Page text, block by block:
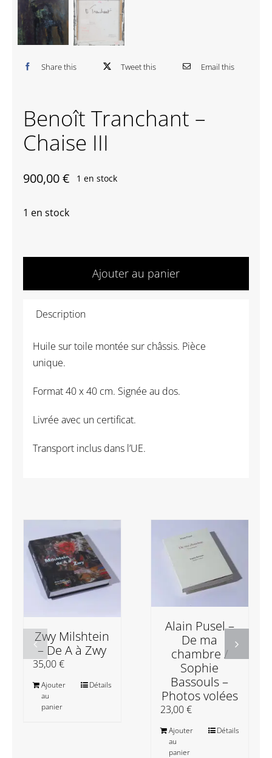
Contactez-nous
Share this Tweet this Email this
Benoît Tranchant –
Chaise III
900,00€ 1 en stock
1 en stock
de
III
Ajouter au panier
Description
Huile sur toile montée sur châssis. Pièce
unique.
Format 40 x 40 cm. Signée au dos.
Livrée avec un certificat.
Transport inclus dans l’UE.
Zwy Milshtein
– De A à Zwy
35,00€
Ajouter
au
panier
Détails
Alain Pusel –
De ma
chambre /
Sophie
Bassouls –
Photos volées
23,00€
Ajouter
au
panier
Détails